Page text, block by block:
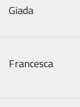
Giada
Francesca